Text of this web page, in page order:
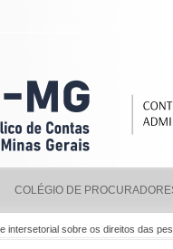
COLÉGIO DE
intersetorial sobre os direitos das